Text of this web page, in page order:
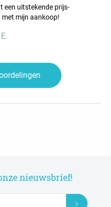
een uitstekende prijs-
mijn aankoop!
nieuwsbrief!